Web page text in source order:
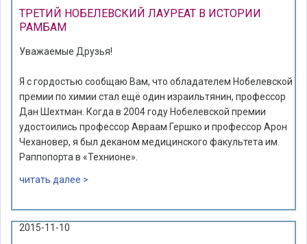
ТРЕТИЙ НОБЕЛЕВСКИЙ ЛАУРЕАТ В ИСТОРИИ
РАМБАМ
Уважаемые Друзья!
Я с гордостью сообщаю Вам, что обладателем Нобелевской
премии по химии стал ещё один израильтянин, профессор
Дан Шехтман. Когда в 2004 году Нобелевской премии
удостоились профессор Авраам Гершко и профессор Арон
Чехановер, я был деканом медицинского факультета им.
Раппопорта в «Технионе».
читать далее >
2015-11-10